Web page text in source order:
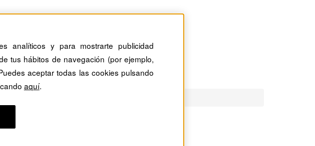
analíticos y para mostrarte publicidad
tus hábitos de navegación (por ejemplo,
aceptar todas las cookies pulsando
aquí.